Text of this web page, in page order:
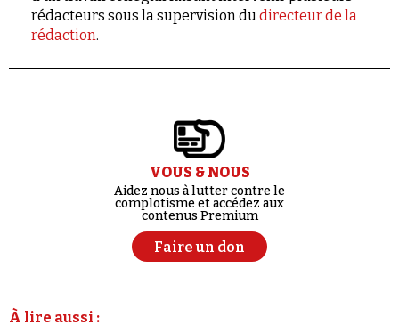
rédacteurs sous la supervision dudirecteur de la
rédaction.
VOUS & NOUS
Aidez nous à lutter contre le
complotisme et accédez aux
contenus Premium
Faire un don
À lire aussi :